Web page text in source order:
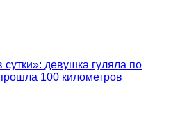
девушка гуляла по
100 километров